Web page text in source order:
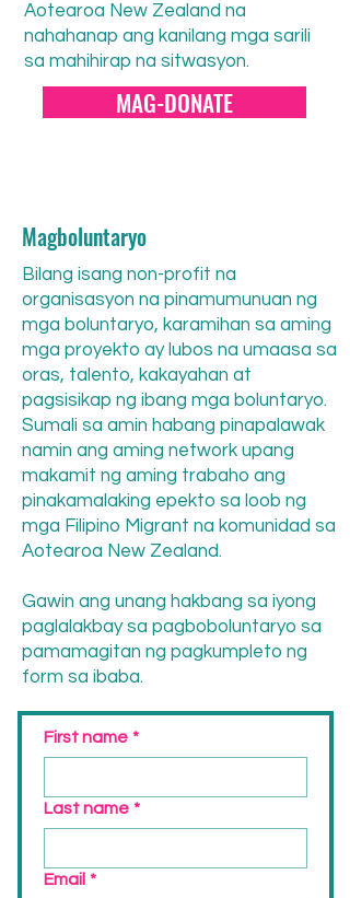
Aotearoa New Zealand na
nahahanap ang kanilang mga sarili
sa mahihirap na sitwasyon.
MAG-DONATE
Magboluntaryo
Bilang isang non-profit na
organisasyon na pinamumunuan ng
mga boluntaryo, karamihan sa aming
mga proyekto ay lubos na umaasa sa
oras, talento, kakayahan at
pagsisikap ng ibang mga boluntaryo.
Sumali sa amin habang pinapalawak
namin ang aming network upang
makamit ng aming trabaho ang
pinakamalaking epekto sa loob ng
mga Filipino Migrant na komunidad sa
Aotearoa New Zealand.
Gawin ang unang hakbang sa iyong
paglalakbay sa pagboboluntaryo sa
pamamagitan ng pagkumpleto ng
form sa ibaba.
First name *
Last name *
Email *